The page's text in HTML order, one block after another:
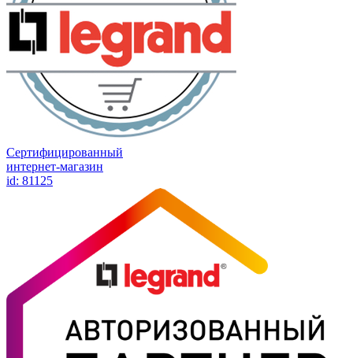
Сертифицированный
интернет-магазин
id: 81125